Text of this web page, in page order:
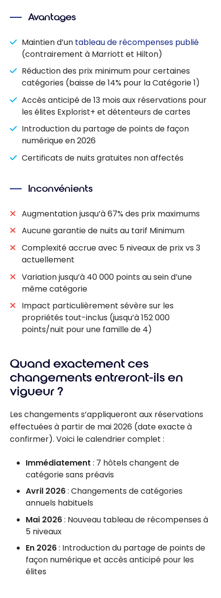
Avantages
Maintien d’un tableau de récompenses publié
(contrairement à Marriott et Hilton)
Réduction des prix minimum pour certaines
catégories (baisse de 14% pour la Catégorie 1)
Accès anticipé de 13 mois aux réservations pour
les élites Explorist+ et détenteurs de cartes
Introduction du partage de points de façon
numérique en 2026
Certificats de nuits gratuites non affectés
Inconvénients
Augmentation jusqu’à 67% des prix maximums
Aucune garantie de nuits au tarif Minimum
Complexité accrue avec 5 niveaux de prix vs 3
actuellement
Variation jusqu’à 40 000 points au sein d’une
même catégorie
Impact particulièrement sévère sur les
propriétés tout-inclus (jusqu’à 152 000
points/nuit pour une famille de 4)
Quand exactement ces
changements entreront-ils en
vigueur ?
Les changements s’appliqueront aux réservations
effectuées à partir de mai 2026 (date exacte à
confirmer). Voici le calendrier complet :
Immédiatement : 7 hôtels changent de
catégorie sans préavis
Avril 2026: Changements de catégories
annuels habituels
Mai 2026: Nouveau tableau de récompenses à
5 niveaux
En 2026: Introduction du partage de points de
façon numérique et accès anticipé pour les
élites